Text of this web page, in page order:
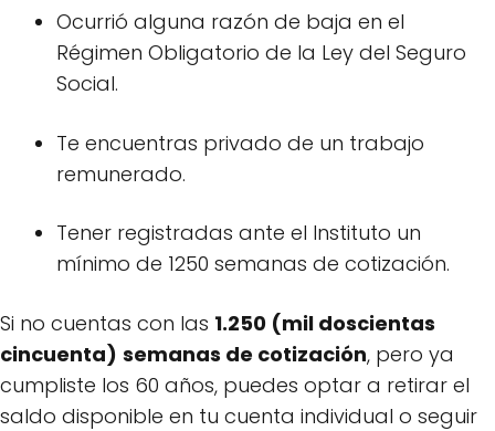
Ocurrió alguna razón de baja en el
Régimen Obligatorio de la Ley del Seguro
Social.
Te encuentras privado de un trabajo
remunerado.
Tener registradas ante el Instituto un
mínimo de 1250 semanas de cotización.
Si no cuentas con las 1.250 (mil doscientas
cincuenta) semanas de cotización, pero ya
cumpliste los 60 años, puedes optar a retirar el
saldo disponible en tu cuenta individual o seguir